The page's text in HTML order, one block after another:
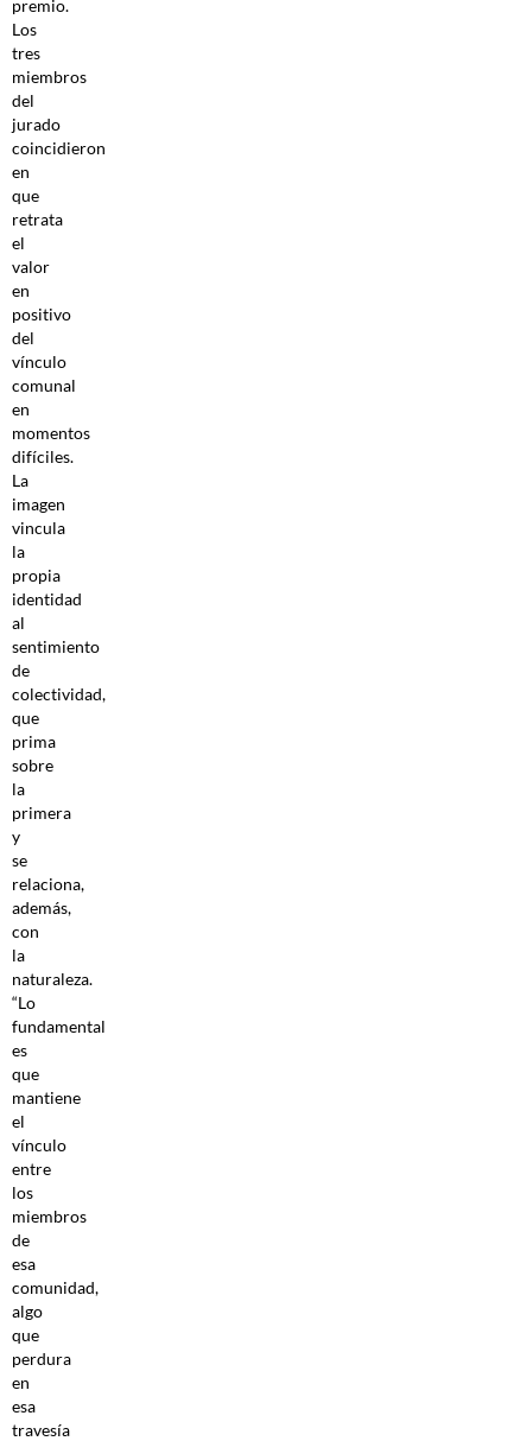
premio.
Los
tres
miembros
del
jurado
coincidieron
en
que
retrata
el
valor
en
positivo
del
vínculo
comunal
en
momentos
difíciles.
La
imagen
vincula
la
propia
identidad
al
sentimiento
de
colectividad,
que
prima
sobre
la
primera
y
se
relaciona,
además,
con
la
naturaleza.
“Lo
fundamental
es
que
mantiene
el
vínculo
entre
los
miembros
de
esa
comunidad,
algo
que
perdura
en
esa
travesía